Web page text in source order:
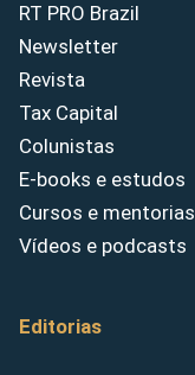
RT PRO Brazil
Newsletter
Revista
Tax Capital
Colunistas
E-books e estudos
Cursos e mentorias
Vídeos e podcasts
Editorias